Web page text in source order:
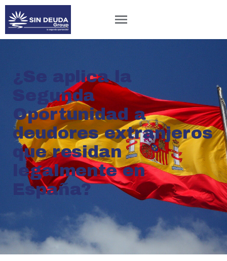
¿Se aplica la
Segunda
Oportunidad a
deudores extranjeros
que residan
legalmente en
España?